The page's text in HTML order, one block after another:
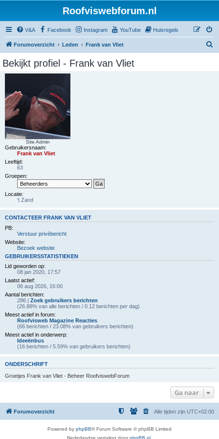
Roofviswebforum.nl
V&A Facebook Instagram YouTube Huisregels
Forumoverzicht Leden Frank van Vliet
Bekijkt profiel - Frank van Vliet
Site Admin
Gebruikersnaam:
Frank van Vliet
Leeftijd:
63
Groepen:
Locatie:
't Zand
CONTACTEER FRANK VAN VLIET
PB:
Verstuur privébericht
Website:
Bezoek website
GEBRUIKERSSTATISTIEKEN
Lid geworden op:
08 jan 2020, 17:57
Laatst actief:
06 aug 2026, 16:00
Aantal berichten:
286 | Zoek gebruikers berichten
(26.88% van alle berichten / 0.12 berichten per dag)
Meest actief in forum:
Roofvisweb Magazine Reacties
(66 berichten / 23.08% van gebruikers berichten)
Meest actief in onderwerp:
Ideeënbus
(16 berichten / 5.59% van gebruikers berichten)
ONDERSCHRIFT
Groetjes Frank van Vliet - Beheer RoofviswebForum
Ga naar
Forumoverzicht Alle tijden zijn UTC+02:00
Powered by phpBB® Forum Software © phpBB Limited
Nederlandse vertaling doorphpBB.nl